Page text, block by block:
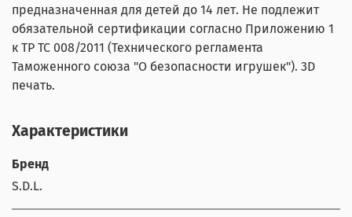
предназначенная для детей до 14 лет. Не подлежит
обязательной сертификации согласно Приложению 1
к ТР ТС 008/2011 (Технического регламента
Таможенного союза "О безопасности игрушек"). 3D
печать.
Характеристики
Бренд
S.D.L.